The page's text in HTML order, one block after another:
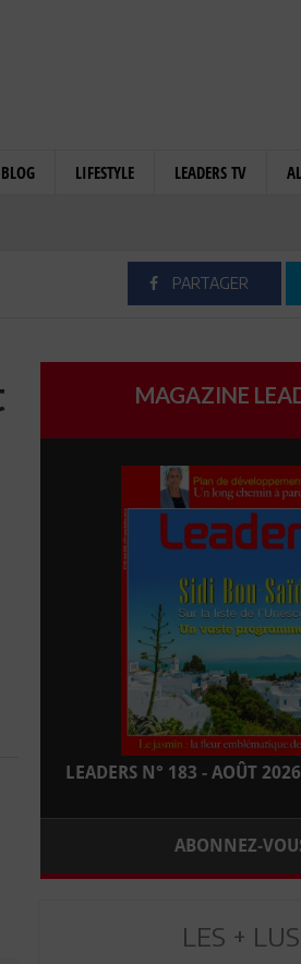
BLOG LIFESTYLE LEADERS TV
PARTAGER
MAGAZINE
LEADERS N° 183 - AOÛT
ABONNEZ-
LES + LUS